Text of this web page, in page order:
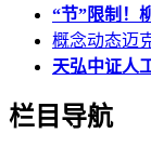
“节”限制！
概念动态迈
天弘中证人
栏目导航